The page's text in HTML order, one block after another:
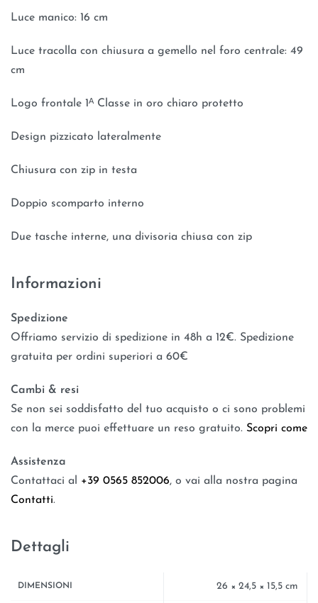
Luce manico: 16 cm
Luce tracolla con chiusura a gemello nel foro centrale: 49
cm
Logo frontale 1ᴬ Classe in oro chiaro protetto
Design pizzicato lateralmente
Chiusura con zip in testa
Doppio scomparto interno
Due tasche interne, una divisoria chiusa con zip
Informazioni
Spedizione
Offriamo servizio di spedizione in 48h a 12€. Spedizione
gratuita per ordini superiori a 60€
Cambi & resi
Se non sei soddisfatto del tuo acquisto o ci sono problemi
con la merce puoi effettuare un reso gratuito. Scopri come
Assistenza
Contattaci al +39 0565 852006, o vai alla nostra pagina
Contatti.
Dettagli
DIMENSIONI 26 × 24,5 × 15,5 cm